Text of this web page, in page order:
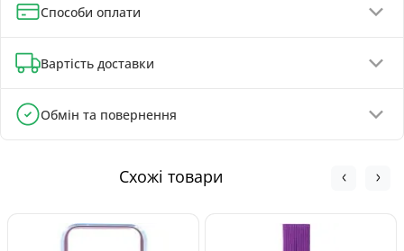
Способи оплати
Оплата при отриманні (до 130 грн - повна передплата)
Онлайн-оплата карткою, GPay, ApplePay
Вартість доставки
Відділення Нової Пошти - від 90 грн
Поштомати Нової Пошти - від 100 грн
Обмін та повернення
моменту покупки, відповідно до Закону України «Про
захист прав споживачів».Схожі товари